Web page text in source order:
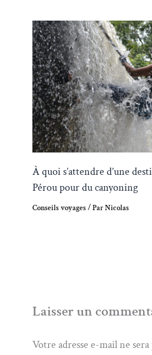
À quoi s’attendre d’une
Pérou pour du canyoning
Conseils voyages/ ParNicolas
Laisser un
Votre adresse e-mail ne sera